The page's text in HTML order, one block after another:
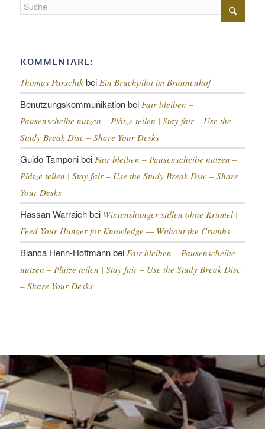
KOMMENTARE:
Thomas Parschikbei Ein Bruchpilot im Brunnenhof
Benutzungskommunikationbei Fair bleiben –
Pausenscheibe nutzen – Plätze teilen | Stay fair – Use the
Study Break Disc – Share Your Desks
Guido Tamponibei Fair bleiben – Pausenscheibe nutzen –
Plätze teilen | Stay fair – Use the Study Break Disc – Share
Your Desks
Hassan Warraichbei Wissenshunger stillen ohne Krümel |
Feed Your Hunger for Knowledge — Without the Crumbs
Bianca Henn-Hoffmannbei Fair bleiben – Pausenscheibe
nutzen – Plätze teilen | Stay fair – Use the Study Break Disc
– Share Your Desks